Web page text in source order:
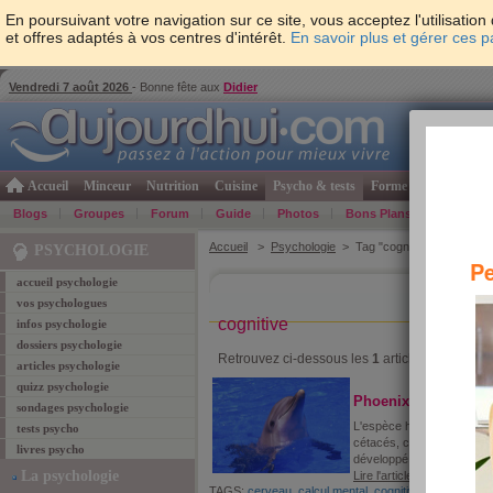
En poursuivant votre navigation sur ce site, vous acceptez
et offres adaptés à vos centres d'intérêt. En savoir plus et gérer ces
Vendredi 7 août 2026 - Bonne fête aux Didier
Accueil Minceur Nutrition Cuisine Psycho & tests Forme & santé
Blogs Groupes Forum Guide Photos Bons Plans
PSYCHOLOGIE
accueil psychologie
vos psychologues
infos psychologie
dossiers psychologie
articles psychologie
quizz psychologie
sondages psychologie
tests psycho
livres psycho
La psychologie
Accueil > Psychologie > Tag "cognitive"
cognitive
Retrouvez ci-dessous les 1 article
Phoenix, le dauphin
L'espèce humaine ne
cétacés, comme le
développé que l'homme.
Lire l'article